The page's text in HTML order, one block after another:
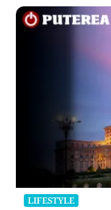
LIFESTYLE